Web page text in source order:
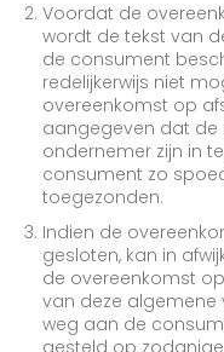
Voordat de
wordt de tekst van
de consument
redelijkerwijs niet
overeenkomst op
aangegeven dat de
ondernemer zijn in
consument zo
toegezonden.
Indien de
gesloten, kan in
de overeenkomst
van deze algemene
weg aan de
gesteld op